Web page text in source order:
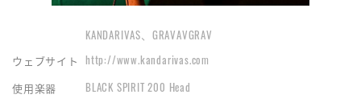
KANDARIVAS、GRAVAVGRAV
ウェブサイト http://www.kandarivas.com
使用楽器
BLACK SPIRIT 200 Head